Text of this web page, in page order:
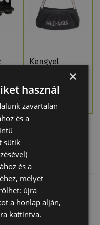
Kengyel
3 460 Ft
Csak rendelésre
×
használ
zavartalan
és a
sütik
és a
melyet
újra
a honlap alján,
kattintva.